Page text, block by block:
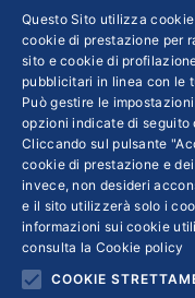
INFO LEGALI
Colophon editoriali
Disclaimer
Privacy
Coordinate Bancarie
Questo Sito utilizza
cookie di prestazione per
sito e cookie di
pubblicitari in linea con le
Può gestire le
opzioni indicate di seguito
Cliccando sul pulsante
cookie di prestazione e
invece, non desideri
e il sito utilizzerà solo i
informazioni sui cookie
consulta la Cookie policy
COOKIE